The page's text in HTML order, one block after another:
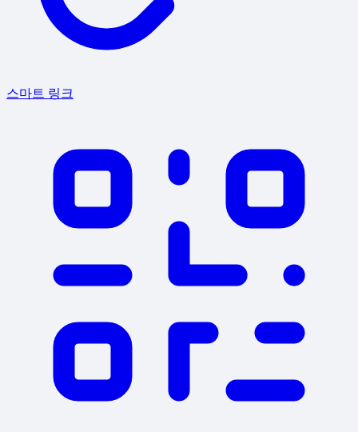
스마트 링크